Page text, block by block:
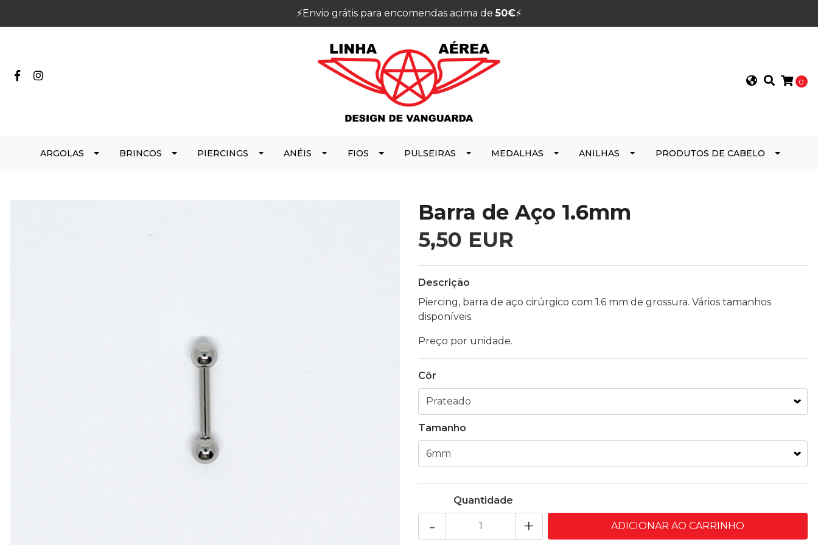
⚡️Envio grátis para encomendas acima de50€⚡️
0
ARGOLAS BRINCOS PIERCINGS ANÉIS FIOS PULSEIRAS MEDALHAS ANILHAS PRODUTOS DE CABELO
Barra de Aço 1.6mm
5,50 EUR
Descrição
Piercing, barra de aço cirúrgico com 1.6 mm de grossura. Vários tamanhos
disponíveis.
Preço por unidade.
Côr
Tamanho
Quantidade
+
-